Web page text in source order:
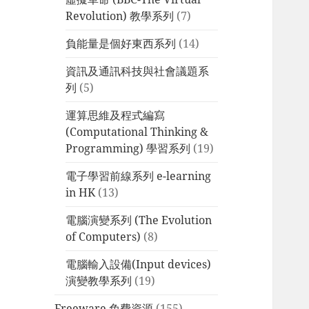
Revolution) 教學系列 (7)
負能量是個好東西系列 (14)
資訊及通訊科技與社會議題系
列 (5)
運算思維及程式編寫
(Computational Thinking &
Programming) 學習系列 (19)
電子學習前線系列 e-learning
in HK(13)
電腦演變系列 (The Evolution
of Computers) (8)
電腦輸入設備(Input devices)
演變教學系列 (19)